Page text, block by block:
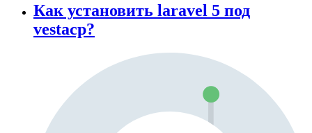
Как установить laravel 5 под
vestacp?